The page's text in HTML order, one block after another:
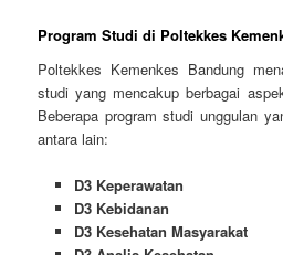
Program Studi di Poltekkes
Poltekkes Kemenkes Bandung
studi yang mencakup berbagai
Beberapa program studi unggulan
antara lain:
D3 Keperawatan
D3 Kebidanan
D3 Kesehatan Masyarakat